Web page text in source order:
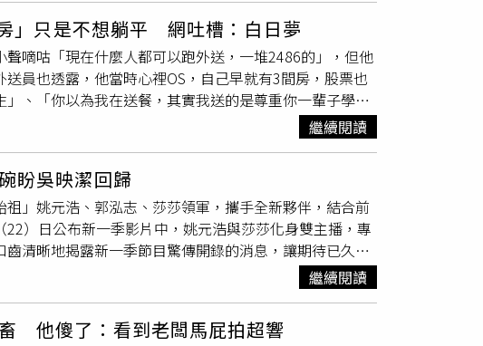
年10月發行第七張專輯《2006紅紅青春》，但之後又沉
庭在歌壇消失多年終於圓夢舉辦演唱會。（圖／尚時代
寞的朋友嗎〉走紅，入圍金曲新人獎，第二專輯又角逐
扣的濃郁情感，但卻因感情挫折，人生一路跌宕，淡出
認出她是歌手，揶揄她在演藝圈混不下去才去做直銷，
，講到第一百遍時就不哭了，慘痛的人生經驗，反而成
麥克風回到歌壇。瑪菲司對演藝工作有許多想法及期待。
年被星探挖掘參與《我愛黑澀會》並成為與大牙同期的
，為了分擔家計，她從念書時期便開始擺地攤，後來專
稱為直播界天花板，不過已是事業女強人的她，竟然懷
EP還直播販售，30秒就賣出1000張EP，展現驚人銷售
樂創作舞曲〈飆車〉，力邀鄭人碩擔任MV男主角，讓她
」只是不想躺平 網吐槽：白日夢
嘀咕「現在什麼人都可以跑外送，一堆2486的」，但他
員也透露，他當時心裡OS，自己早就有3間房，股票也
、「你以為我在送餐，其實我送的是尊重你一輩子學不
「匿名2公社」發文指出，他送餐到一戶人家時，對方
都可以跑外送，一堆2486的」。聽見這番話，原PO沒
，其中1間自住、2間收租，每個月的房貸早就結清，
交給人管，我跑外送，只是因為我不想躺著過人生」。
去，只是過膩了上流社會，想來看看人間溫度，「外送是
和餐袋，沒看到的是我背後的資產表跟不動產登記。你
哪個外送員，其實早就財富自由」。貼文曝光後，迅速
了」、「歧視？嗯對呀，我看你內文充滿優越感，很明顯
多」、「這故事編的不錯，有寫大陸小說的潛力」、
思了」。另一派人則說到，「我們社區的警衛先生也是
繼續閱讀
盼吳映潔回歸
」姚元浩、郭泓志、莎莎領軍，攜手全新夥伴，結合前
）日公布新一季影片中，姚元浩與莎莎化身雙主播，專
清晰地揭露新一季節目驚傳開錄的消息，讓期待已久的
神秘線索。他帶著雞冠頭造型，笑稱：「第一位新夥伴
。」下一秒答案隨即揭曉是歌手白安，她迎來諸多毒舌評
還跑得動？包偉銘一臉嚴肅不予回答。包偉銘被追問
繼續閱讀
他傻了：看到老闆馬屁拍超響